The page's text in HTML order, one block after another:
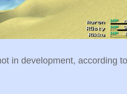
in development, according